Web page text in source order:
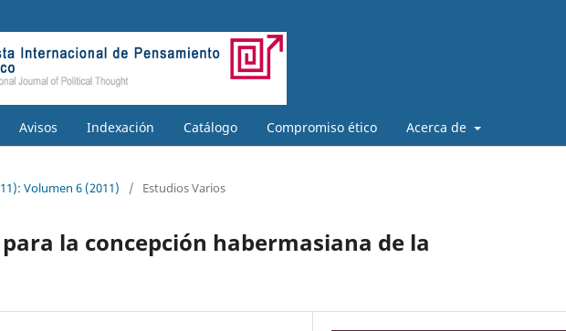
Avisos Indexación Catálogo Compromiso ético Acerca de
Volumen 6 (2011) / Estudios Varios
la concepción habermasiana de la